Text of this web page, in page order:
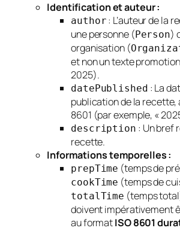
Identification et auteur :
author : L’auteur de la
une personne (Person)
organisation (
et non un texte
2025).
datePublished : La
publication de la recette,
8601 (par exemple, «
description : Un bref
recette.
Informations temporelles :
prepTime (temps de
cookTime (temps de
totalTime (temps
doivent impérativement
au formatISO 8601